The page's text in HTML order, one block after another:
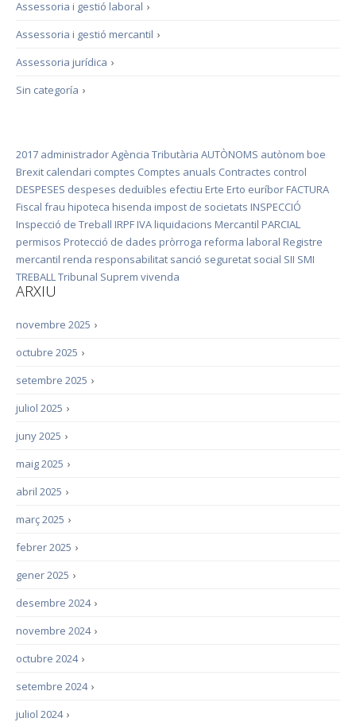
›
Assessoria i gestió laboral
›
Assessoria i gestió mercantil
›
Assessoria jurídica
›
Sin categoría
2017 administradorAgència Tributària AUTÒNOMS autònom boe
Brexit calendari comptes Comptes anuals Contractes control
DESPESES despeses deduïbles efectiu Erte Erto euríbor FACTURA
Fiscal frau hipoteca hisenda impost de societats INSPECCIÓ
Inspecció de Treball IRPF IVA liquidacions Mercantil PARCIAL
permisos Protecció de dades pròrroga reforma laboral Registre
mercantil renda responsabilitat sanció seguretat social SII SMI
TREBALLTribunal Suprem vivenda
ARXIU
›
novembre 2025
›
octubre 2025
›
setembre 2025
›
juliol 2025
›
juny 2025
›
maig 2025
›
abril 2025
›
març 2025
›
febrer 2025
›
gener 2025
›
desembre 2024
›
novembre 2024
›
octubre 2024
›
setembre 2024
›
juliol 2024